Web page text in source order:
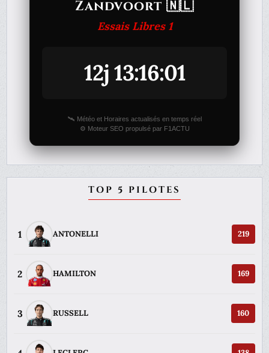
Zandvoort 🇳🇱
Essais Libres 1
12j 13:16:01
🛰️ Météo et Horaires actualisés en temps réel
⚙️ Moteur SEO propulsé par F1ACTU
TOP 5 PILOTES
1 ANTONELLI 219
2 HAMILTON 169
3 RUSSELL 160